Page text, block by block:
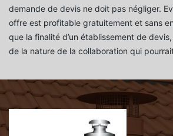
demande de devis ne doit pas négliger.
offre est profitable gratuitement et sans
que la finalité d’un établissement de
de la nature de la collaboration qui